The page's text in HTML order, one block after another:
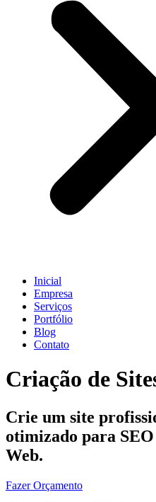
Inicial
Empresa
Serviços
Portfólio
Blog
Contato
Criação de
Crie um site
otimizado para
Web.
Fazer Orçamento